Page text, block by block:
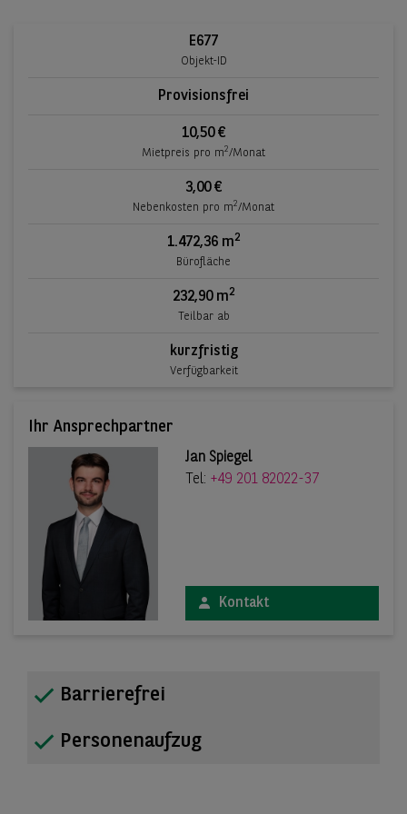
E677
Objekt-ID
Provisionsfrei
10,50 €
Mietpreis pro m2/Monat
3,00 €
Nebenkosten pro m2/Monat
1.472,36 m2
Bürofläche
232,90 m2
Teilbar ab
kurzfristig
Verfügbarkeit
Ihr Ansprechpartner
Jan Spiegel
Tel: +49 201 82022-37
Kontakt
Barrierefrei
Personenaufzug